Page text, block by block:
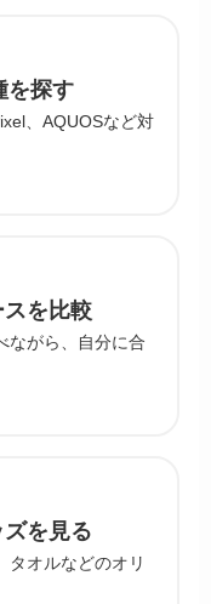
を探す
、AQUOSなど対
を比較
ながら、自分に合
を見る
タオルなどのオリ